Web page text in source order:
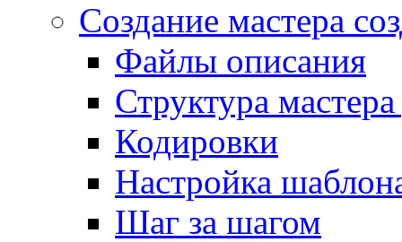
Создание мастера
Файлы описания
Структура
Кодировки
Настройка
Шаг за шагом